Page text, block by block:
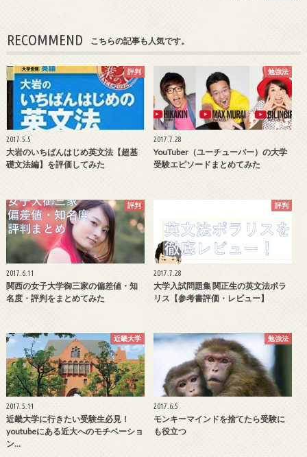
RECOMMEND こちらの記事も人気です。
評判
2017.5.5
大岩のいちばんはじめ英文法【超基
礎文法編】を評価してみた
勉強法
2017.7.28
YouTuber（ユーチューバー）の大学
受験エピソードまとめてみた
評判
2017.6.11
関西の女子大学御三家の偏差値・知
名度・評判をまとめてみた
評判
2017.7.28
大学入試問題集 関正生の英文法ポラ
リス【参考書評価・レビュー】
近畿大学
2017.5.11
近畿大学に行きたい受験生必見！
youtubeにある近大へのモチベーショ
ン…
勉強法
2017.6.5
モンキーマインドを捨てたら受験に
も役立つ